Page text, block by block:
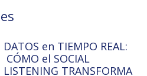
DATOS en TIEMPO REAL:
CÓMO el SOCIAL
LISTENING TRANSFORMA